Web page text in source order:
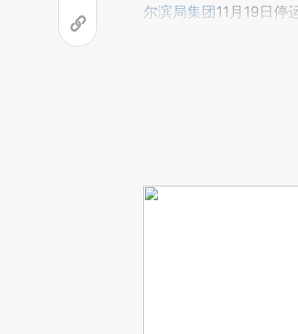
尔滨局集团11月19日停